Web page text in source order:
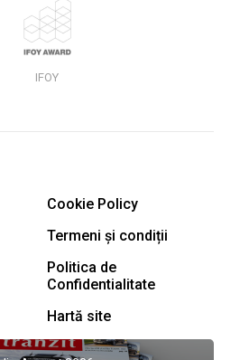
IFOY
Cookie Policy
Termeni și condiții
Politica de
Confidentialitate
Hartă site